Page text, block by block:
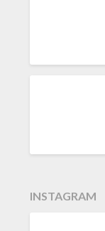
INSTAGRAM